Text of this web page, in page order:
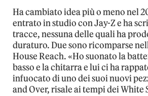
Ha cambiato idea più o meno nel
entrato in studio con Jay-Z e ha
tracce, nessuna delle quali ha
duraturo. Due sono ricomparse
House Reach. «Ho suonato la
basso e la chitarra e lui ci ha
infuocato di uno dei suoi nuovi
and Over, risale ai tempi dei White